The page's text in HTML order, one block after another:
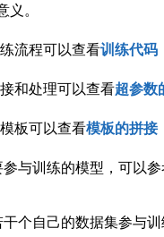
。
流程可以查看训练代码
和处理可以查看超参数
板可以查看模板的拼接
与训练的模型，可以
个自己的数据集参与